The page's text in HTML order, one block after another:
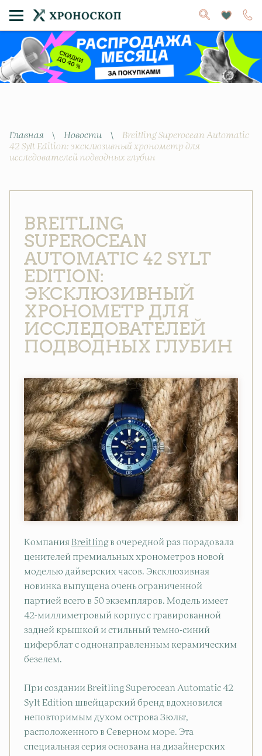
Главная \ Новости \ Breitling Superocean Automatic
42 Sylt Edition: эксклюзивный хронометр для
исследователей подводных глубин
BREITLING
SUPEROCEAN
AUTOMATIC 42 SYLT
EDITION:
ЭКСКЛЮЗИВНЫЙ
ХРОНОМЕТР ДЛЯ
ИССЛЕДОВАТЕЛЕЙ
ПОДВОДНЫХ ГЛУБИН
Компания Breitlingв очередной раз порадовала
ценителей премиальных хронометров новой
моделью дайверских часов. Эксклюзивная
новинка выпущена очень ограниченной
партией всего в 50 экземпляров. Модель имеет
42-миллиметровый корпус с гравированной
задней крышкой и стильный темно-синий
циферблат с однонаправленным керамическим
безелем.
При создании Breitling Superocean Automatic 42
Sylt Edition швейцарский бренд вдохновился
неповторимым духом острова Зюльт,
расположенного в Северном море. Эта
специальная серия основана на дизайнерских